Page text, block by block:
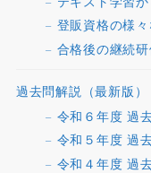
登販資格の様
合格後の継続
過去問解説（最新版）
令和６年度 過
令和５年度 過
令和４年度 過